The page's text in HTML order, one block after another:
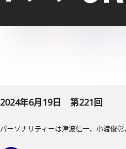
2024年6月19日 第221回
パーソナリティーは津波信一、小渡俊